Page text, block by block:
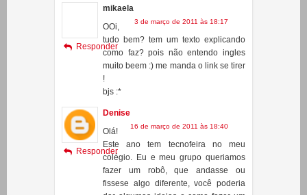
esse motorzinho no
controle????????????
mikaela
3 de março de 2011 às 18:17
OOi,
tudo bem? tem um texto explicando
como faz? pois não entendo ingles
muito beem :) me manda o link se tirer
!
Responder
Denise
16 de março de 2011 às 18:40
Olá!
Este ano tem tecnofeira no meu
colégio. Eu e meu grupo queriamos
Responder